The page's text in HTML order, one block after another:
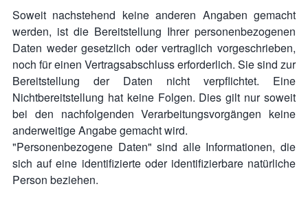
Soweit nachstehend keine anderen Angaben gemacht
werden, ist die Bereitstellung Ihrer personenbezogenen
Daten weder gesetzlich oder vertraglich vorgeschrieben,
noch für einen Vertragsabschluss erforderlich. Sie sind zur
Bereitstellung der Daten nicht verpflichtet. Eine
Nichtbereitstellung hat keine Folgen. Dies gilt nur soweit
bei den nachfolgenden Verarbeitungsvorgängen keine
anderweitige Angabe gemacht wird.
"Personenbezogene Daten" sind alle Informationen, die
sich auf eine identifizierte oder identifizierbare natürliche
Person beziehen.